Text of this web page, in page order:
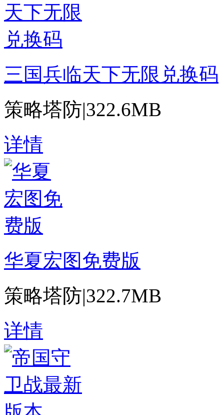
三国兵临天下无限兑换码
策略塔防|322.6MB
详情
华夏宏图免费版
策略塔防|322.7MB
详情